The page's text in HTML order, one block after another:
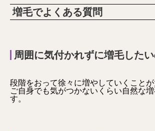
増毛でよくある質問
周囲に気付かれずに増毛した
段階をおって徐々に増やしていくことが
ご自身でも気がつかないくらい自然な
す。